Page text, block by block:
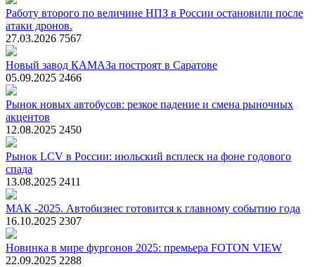
Работу второго по величине НПЗ в России остановили после
атаки дронов.
27.03.2026 7567
Новый завод КАМАЗа построят в Саратове
05.09.2025 2466
Рынок новых автобусов: резкое падение и смена рыночных
акцентов
12.08.2025 2450
Рынок LCV в России: июльский всплеск на фоне годового
спада
13.08.2025 2411
МАК -2025. Автобизнес готовится к главному событию года
16.10.2025 2307
Новинка в мире фургонов 2025: премьера FOTON VIEW
22.09.2025 2288